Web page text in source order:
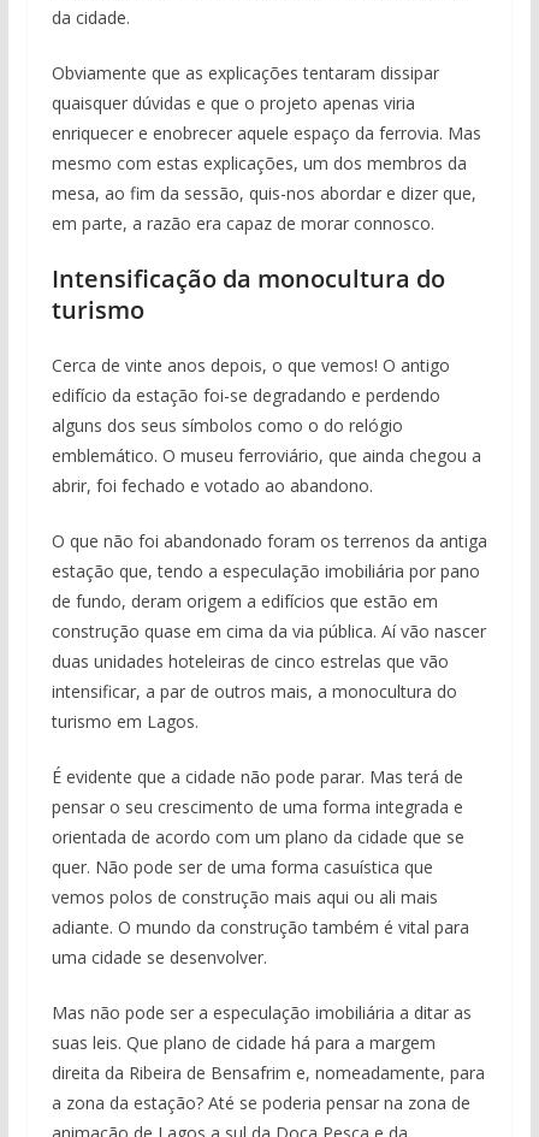
da cidade.
Obviamente que as explicações tentaram dissipar
quaisquer dúvidas e que o projeto apenas viria
enriquecer e enobrecer aquele espaço da ferrovia. Mas
mesmo com estas explicações, um dos membros da
mesa, ao fim da sessão, quis-nos abordar e dizer que,
em parte, a razão era capaz de morar connosco.
Intensificação da monocultura do
turismo
Cerca de vinte anos depois, o que vemos! O antigo
edifício da estação foi-se degradando e perdendo
alguns dos seus símbolos como o do relógio
emblemático. O museu ferroviário, que ainda chegou a
abrir, foi fechado e votado ao abandono.
O que não foi abandonado foram os terrenos da antiga
estação que, tendo a especulação imobiliária por pano
de fundo, deram origem a edifícios que estão em
construção quase em cima da via pública. Aí vão nascer
duas unidades hoteleiras de cinco estrelas que vão
intensificar, a par de outros mais, a monocultura do
turismo em Lagos.
É evidente que a cidade não pode parar. Mas terá de
pensar o seu crescimento de uma forma integrada e
orientada de acordo com um plano da cidade que se
quer. Não pode ser de uma forma casuística que
vemos polos de construção mais aqui ou ali mais
adiante. O mundo da construção também é vital para
uma cidade se desenvolver.
Mas não pode ser a especulação imobiliária a ditar as
suas leis. Que plano de cidade há para a margem
direita da Ribeira de Bensafrim e, nomeadamente, para
a zona da estação? Até se poderia pensar na zona de